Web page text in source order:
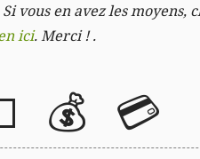
vous en avez les moyens,
ici. Merci ! .
💰 💳